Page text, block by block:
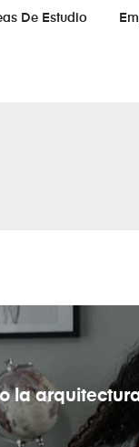
De Estudio
la